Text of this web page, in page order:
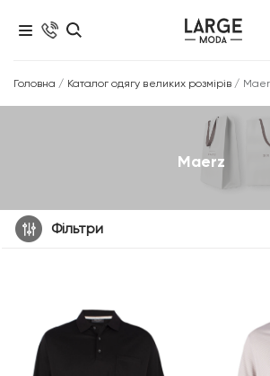
Головна / Каталог одягу великих розмірів /
Maerz
Фільтри